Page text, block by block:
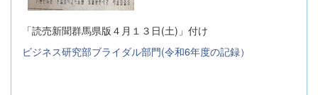
「読売新聞群馬県版４月１３日(土)」付け
ビジネス研究部ブライダル部門(令和6年度の記録）